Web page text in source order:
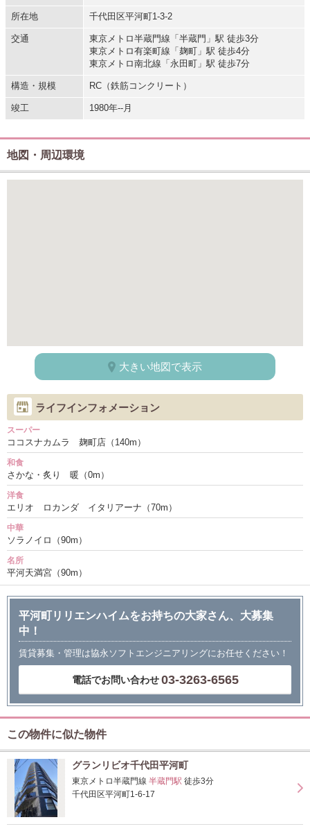
所在地 千代田区平河町1-3-2
交通
東京メトロ半蔵門線「半蔵門」駅 徒歩3分
東京メトロ有楽町線「麹町」駅 徒歩4分
東京メトロ南北線「永田町」駅 徒歩7分
構造・規模 RC（鉄筋コンクリート）
竣工 1980年--月
地図・周辺環境
大きい地図で表示
ライフインフォメーション
スーパー
ココスナカムラ 麹町店（140m）
和食
さかな・炙り 暖（0m）
洋食
エリオ ロカンダ イタリアーナ（70m）
中華
ソラノイロ（90m）
名所
平河天満宮（90m）
平河町リリエンハイムをお持ちの大家さん、大募集
中！
賃貸募集・管理は協永ソフトエンジニアリングにお任せください！
電話でお問い合わせ 03-3263-6565
この物件に似た物件
グランリビオ千代田平河町
東京メトロ半蔵門線 半蔵門駅 徒歩3分
千代田区平河町1-6-17